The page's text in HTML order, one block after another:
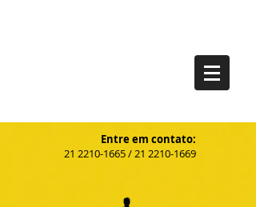
Entre em contato:
21 2210-1665/21 2210-1669